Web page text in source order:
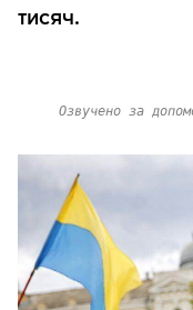
тисяч.
Озвучено за